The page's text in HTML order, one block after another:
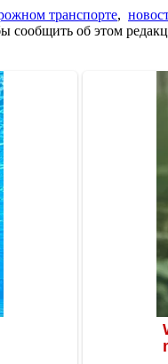
транспорте,
сообщить об этом